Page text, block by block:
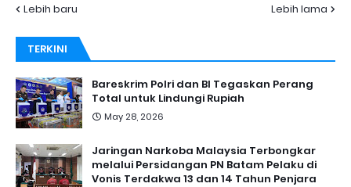
Lebih baru Lebih lama
TERKINI
Bareskrim Polri dan BI Tegaskan Perang
Total untuk Lindungi Rupiah
May 28, 2026
Jaringan Narkoba Malaysia Terbongkar
melalui Persidangan PN Batam Pelaku di
Vonis Terdakwa 13 dan 14 Tahun Penjara